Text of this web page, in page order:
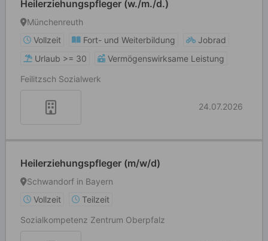
Heilerziehungspfleger (w./m./d.)
Münchenreuth
Vollzeit
Fort- und Weiterbildung
Jobrad
Urlaub >= 30
Vermögenswirksame Leistung
Feilitzsch Sozialwerk
24.07.2026
Heilerziehungspfleger (m/w/d)
Schwandorf in Bayern
Vollzeit
Teilzeit
Sozialkompetenz Zentrum Oberpfalz